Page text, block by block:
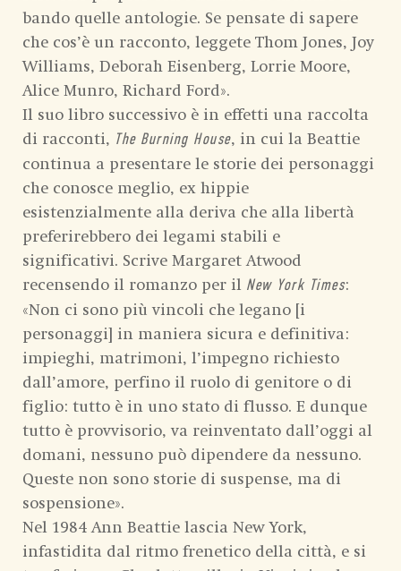
bando quelle antologie. Se pensate di sapere
che cos’è un racconto, leggete Thom Jones, Joy
Williams, Deborah Eisenberg, Lorrie Moore,
Alice Munro, Richard Ford».
Il suo libro successivo è in effetti una raccolta
di racconti, The Burning House, in cui la Beattie
continua a presentare le storie dei personaggi
che conosce meglio, ex hippie
esistenzialmente alla deriva che alla libertà
preferirebbero dei legami stabili e
significativi. Scrive Margaret Atwood
recensendo il romanzo per il New York Times:
«Non ci sono più vincoli che legano [i
personaggi] in maniera sicura e definitiva:
impieghi, matrimoni, l’impegno richiesto
dall’amore, perfino il ruolo di genitore o di
figlio: tutto è in uno stato di flusso. E dunque
tutto è provvisorio, va reinventato dall’oggi al
domani, nessuno può dipendere da nessuno.
Queste non sono storie di suspense, ma di
sospensione».
Nel 1984 Ann Beattie lascia New York,
infastidita dal ritmo frenetico della città, e si